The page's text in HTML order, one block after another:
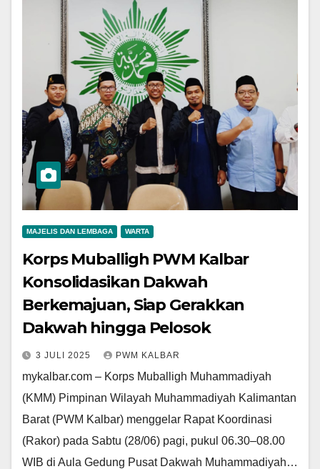
MAJELIS DAN LEMBAGA WARTA
Korps Muballigh PWM Kalbar
Konsolidasikan Dakwah
Berkemajuan, Siap Gerakkan
Dakwah hingga Pelosok
3 JULI 2025 PWM KALBAR
mykalbar.com – Korps Muballigh Muhammadiyah
(KMM) Pimpinan Wilayah Muhammadiyah Kalimantan
Barat (PWM Kalbar) menggelar Rapat Koordinasi
(Rakor) pada Sabtu (28/06) pagi, pukul 06.30–08.00
WIB di Aula Gedung Pusat Dakwah Muhammadiyah…